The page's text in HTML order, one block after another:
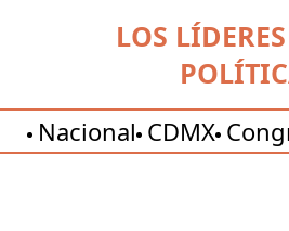
LOS
Nacional CDMX